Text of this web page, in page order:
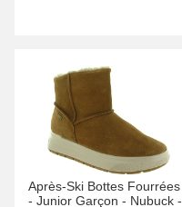
Après-Ski Bottes Fourrées
- Junior Garçon - Nubuck -